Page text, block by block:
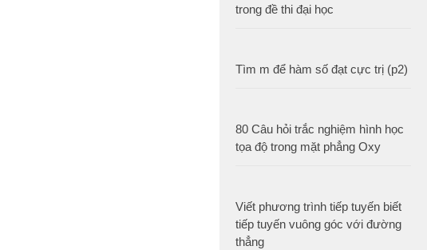
trong đề thi đại học
Tìm m để hàm số đạt cực trị (p2)
80 Câu hỏi trắc nghiệm hình học
tọa độ trong mặt phẳng Oxy
Viết phương trình tiếp tuyến biết
tiếp tuyến vuông góc với đường
thẳng